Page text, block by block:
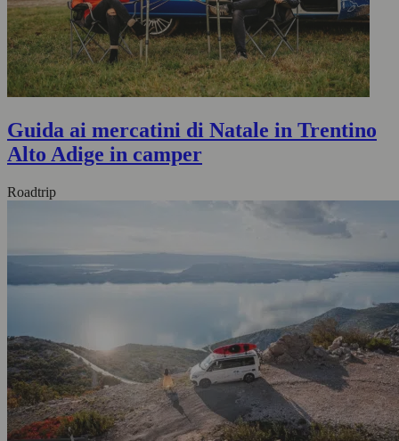
Guida ai mercatini di Natale in Trentino
Alto Adige in camper
Roadtrip